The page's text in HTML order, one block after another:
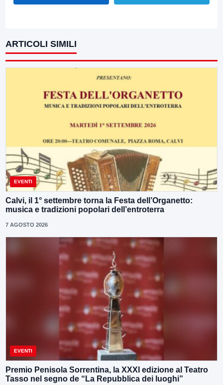
ARTICOLI SIMILI
EVENTI
Calvi, il 1° settembre torna la Festa dell’Organetto:
musica e tradizioni popolari dell’entroterra
7 AGOSTO 2026
EVENTI
Premio Penisola Sorrentina, la XXXI edizione al Teatro
Tasso nel segno de “La Repubblica dei luoghi”